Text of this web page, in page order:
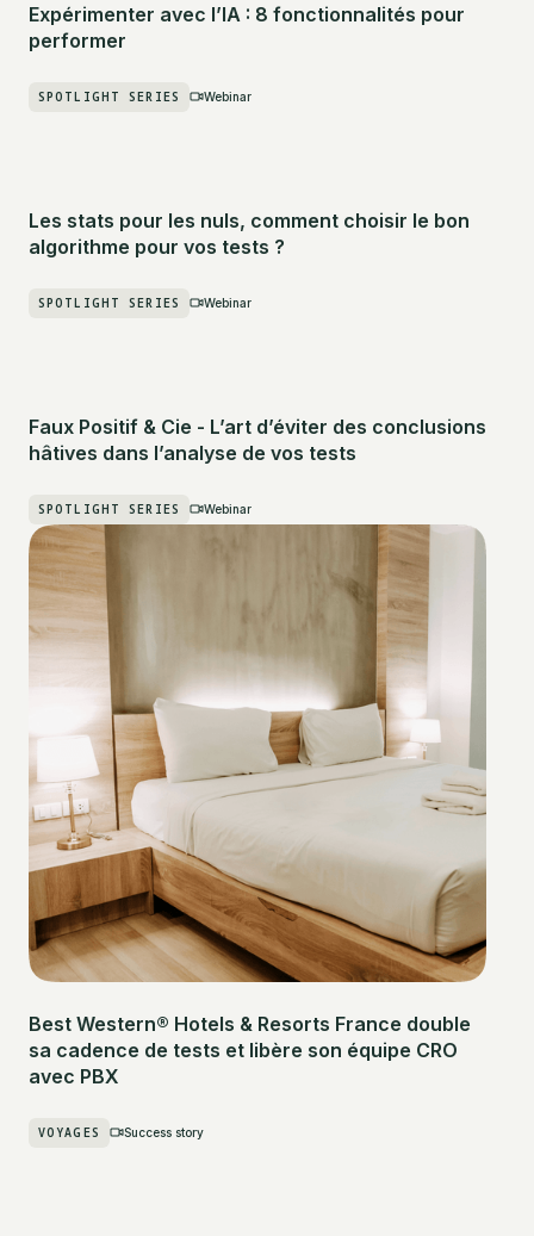
Expérimenter avec l’IA : 8 fonctionnalités pour
performer
SPOTLIGHT SERIES Webinar
Les stats pour les nuls, comment choisir le bon
algorithme pour vos tests ?
SPOTLIGHT SERIES Webinar
Faux Positif & Cie - L’art d’éviter des conclusions
hâtives dans l’analyse de vos tests
SPOTLIGHT SERIES Webinar
Best Western® Hotels & Resorts France double
sa cadence de tests et libère son équipe CRO
avec PBX
VOYAGES Success story